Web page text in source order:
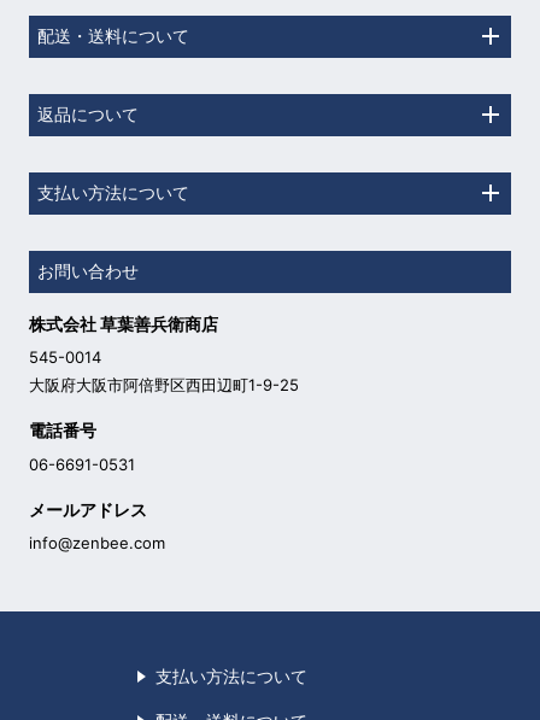
配送・送料について
返品について
支払い方法について
お問い合わせ
株式会社 草葉善兵衛商店
545-0014
大阪府大阪市阿倍野区西田辺町1-9-25
電話番号
06-6691-0531
メールアドレス
info@zenbee.com
支払い方法について